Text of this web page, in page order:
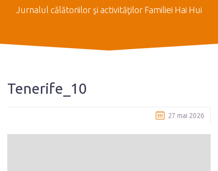
Jurnalul călătoriilor şi activităţilor Familiei Hai Hui
Tenerife_10
27 mai 2026